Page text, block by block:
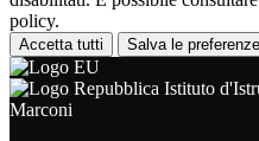
policy.
Accetta tutti Salva le preferenze
Istituto
Marconi